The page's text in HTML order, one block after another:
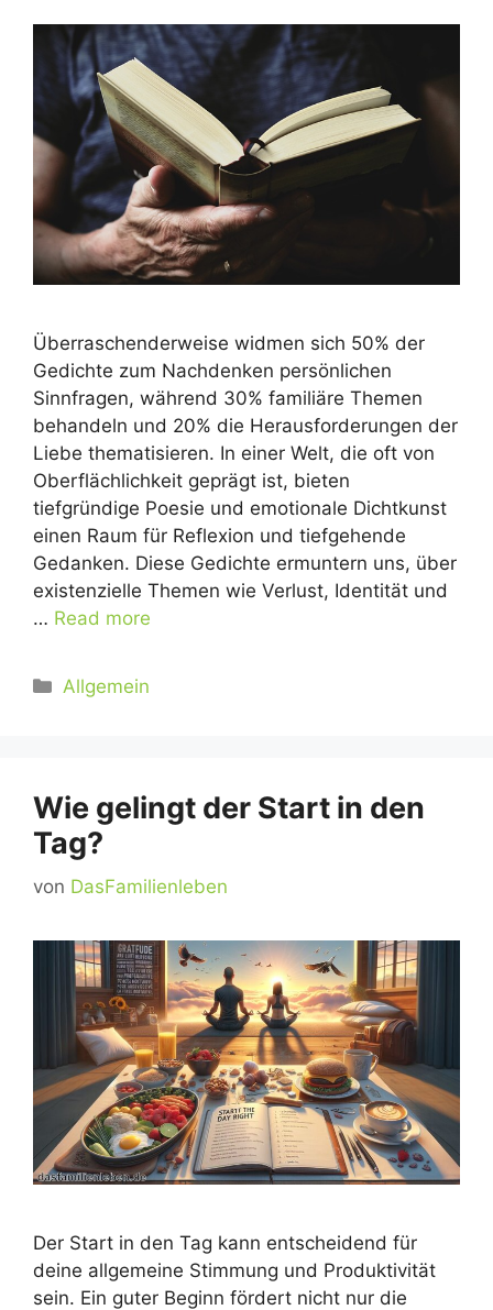
Überraschenderweise widmen sich 50% der
Gedichte zum Nachdenken persönlichen
Sinnfragen, während 30% familiäre Themen
behandeln und 20% die Herausforderungen der
Liebe thematisieren. In einer Welt, die oft von
Oberflächlichkeit geprägt ist, bieten
tiefgründige Poesie und emotionale Dichtkunst
einen Raum für Reflexion und tiefgehende
Gedanken. Diese Gedichte ermuntern uns, über
existenzielle Themen wie Verlust, Identität und
… Read more
Kategorien
Allgemein
Wie gelingt der Start in den
Tag?
von DasFamilienleben
Der Start in den Tag kann entscheidend für
deine allgemeine Stimmung und Produktivität
sein. Ein guter Beginn fördert nicht nur die